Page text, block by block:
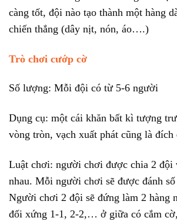
càng tốt, đội nào tạo thành một hàng
chiến thắng (dây nịt, nón, áo….)
Trò chơi cướp cờ
Số lượng: Mỗi đội có từ 5-6 người
Dụng cụ: một cái khăn bất kì tượng
vòng tròn, vạch xuất phát cũng là đích
Luật chơi: người chơi được chia 2 đội
nhau. Mỗi người chơi sẽ được đánh
Người chơi 2 đội sẽ đứng làm 2 hàng
đối xứng 1-1, 2-2,… ở giữa có cắm